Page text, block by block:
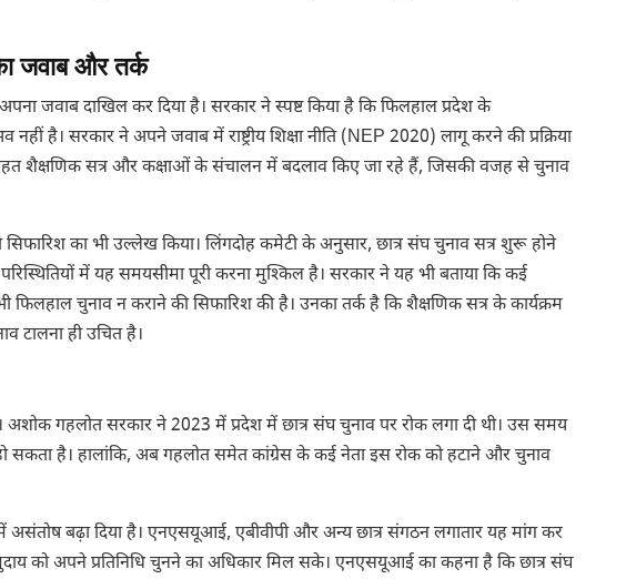
जवाब और तर्क
जवाब दाखिल कर दिया है। सरकार ने स्पष्ट किया है कि फिलहाल प्रदेश के
है। सरकार ने अपने जवाब में राष्ट्रीय शिक्षा नीति (NEP 2020) लागू करने की प्रक्रिया
तहत शैक्षणिक सत्र और कक्षाओं के संचालन में बदलाव किए जा रहे हैं, जिसकी वजह से चुनाव
का भी उल्लेख किया। लिंगदोह कमेटी के अनुसार, छात्र संघ चुनाव सत्र शुरू होने
में यह समयसीमा पूरी करना मुश्किल है। सरकार ने यह भी बताया कि कई
चुनाव न कराने की सिफारिश की है। उनका तर्क है कि शैक्षणिक सत्र के कार्यक्रम
टालना ही उचित है।
अशोक गहलोत सरकार ने 2023 में प्रदेश में छात्र संघ चुनाव पर रोक लगा दी थी। उस समय
सकता है। हालांकि, अब गहलोत समेत कांग्रेस के कई नेता इस रोक को हटाने और चुनाव
बढ़ा दिया है। एनएसयूआई, एबीवीपी और अन्य छात्र संगठन लगातार यह मांग कर
को अपने प्रतिनिधि चुनने का अधिकार मिल सके। एनएसयूआई का कहना है कि छात्र संघ